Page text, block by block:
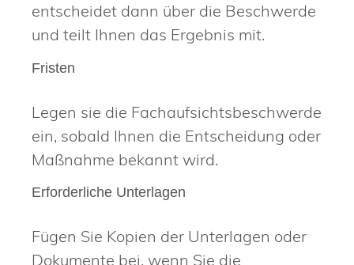
entscheidet dann über die Beschwerde
und teilt Ihnen das Ergebnis mit.
Fristen
Legen sie die Fachaufsichtsbeschwerde
ein, sobald Ihnen die Entscheidung oder
Maßnahme bekannt wird.
Erforderliche Unterlagen
Fügen Sie Kopien der Unterlagen oder
Dokumente bei, wenn Sie die